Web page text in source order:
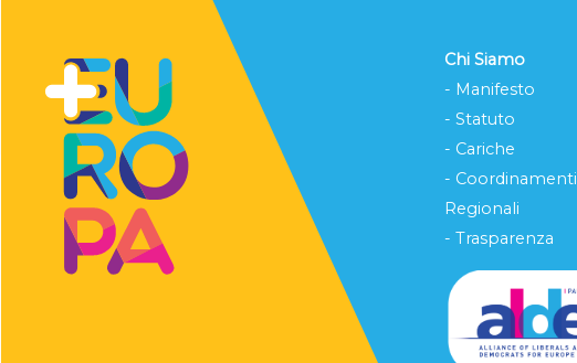
Chi Siamo
- Manifesto
- Statuto
- Cariche
- Coordinamenti
Regionali
- Trasparenza